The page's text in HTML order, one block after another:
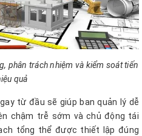
phân trách nhiệm và kiểm soát tiến
quả
từ đầu sẽ giúp ban quản lý dễ
chậm trễ sớm và chủ động tái
tổng thể được thiết lập đúng